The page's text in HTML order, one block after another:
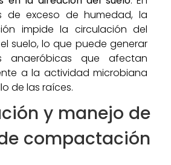
de exceso de humedad, la
impide la circulación del
suelo, lo que puede generar
anaeróbicas que afectan
a la actividad microbiana
de las raíces.
y manejo de
compactación